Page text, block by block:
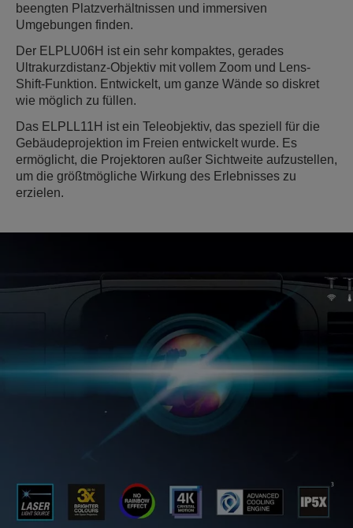
beengten Platzverhältnissen und immersiven
Umgebungen finden.
Der ELPLU06H ist ein sehr kompaktes, gerades
Ultrakurzdistanz-Objektiv mit vollem Zoom und Lens-
Shift-Funktion. Entwickelt, um ganze Wände so diskret
wie möglich zu füllen.
Das ELPLL11H ist ein Teleobjektiv, das speziell für die
Gebäudeprojektion im Freien entwickelt wurde. Es
ermöglicht, die Projektoren außer Sichtweite aufzustellen,
um die größtmögliche Wirkung des Erlebnisses zu
erzielen.